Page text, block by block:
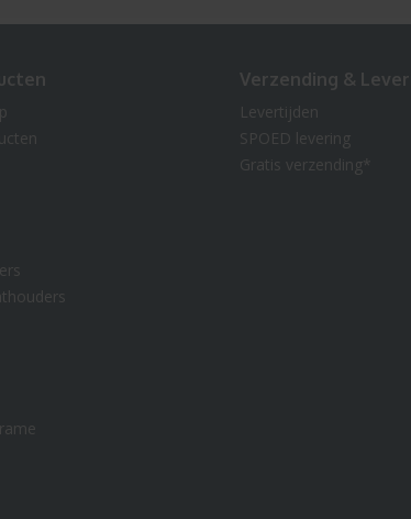
Verzending &
Levertijden
SPOED levering
Gratis verzending*